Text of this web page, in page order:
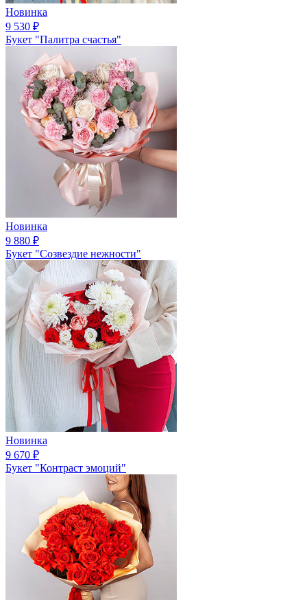
Новинка
9 530 ₽
Букет "Палитра счастья"
Новинка
9 880 ₽
Букет "Созвездие нежности"
Новинка
9 670 ₽
Букет "Контраст эмоций"